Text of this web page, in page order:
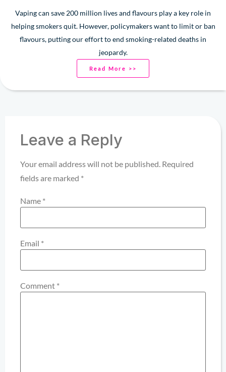
Vaping can save 200 million lives and flavours play a key role in
helping smokers quit. However, policymakers want to limit or ban
flavours, putting our effort to end smoking-related deaths in
jeopardy.
Read More >>
Leave a Reply
Your email address will not be published. Required
fields are marked *
Name *
Email *
Comment *